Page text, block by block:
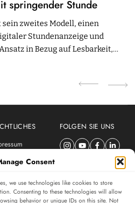
Consent
we use technologies like cookies to store
Consenting to these technologies will allow
behavior or unique IDs on this site. Not
springender Stunde
zweites Modell, einen
Stundenanzeige und
in Bezug auf Lesbarkeit,
FOLGEN SIE UNS
NEWSLETTER